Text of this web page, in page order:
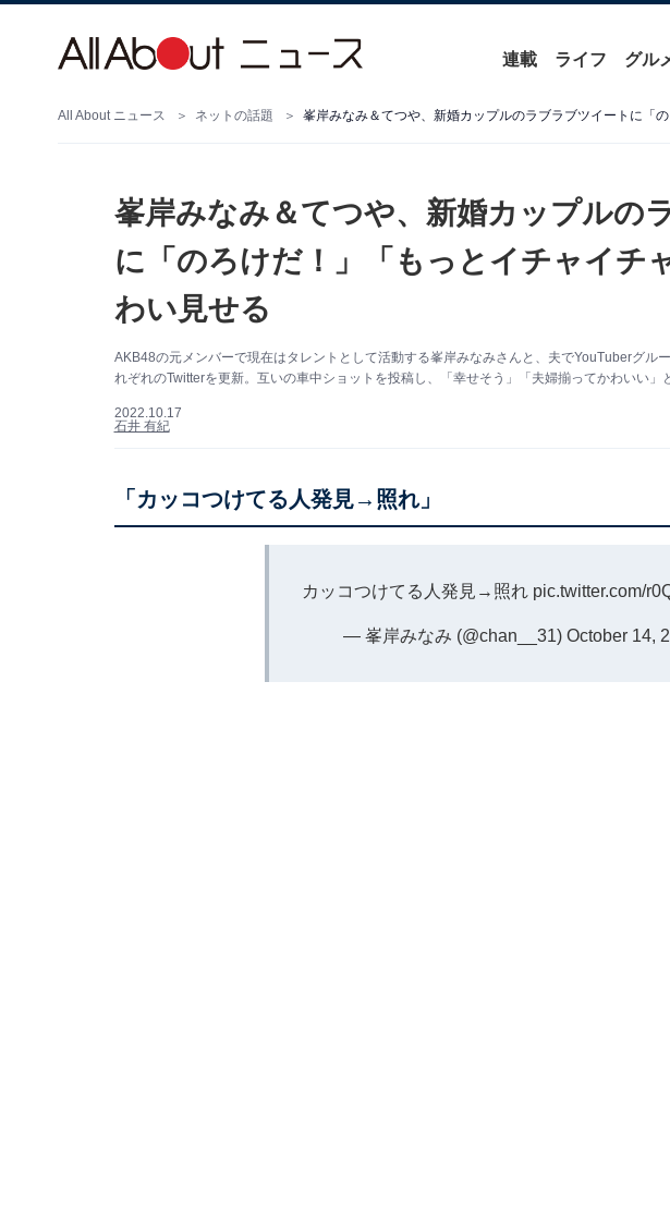
連載 ライフ グル
All About ニュース ネットの話題
峯岸みなみ＆てつや、新婚カップルの
に「のろけだ！」「もっとイチャイチ
わい見せる
AKB48の元メンバーで現在はタレントとして活動する峯岸みなみさんと、夫でYouTuberグル
れぞれのTwitterを更新。互いの車中ショットを投稿し、「幸せそう」「夫婦揃ってかわいい」
2022.10.17
石井 有紀
「カッコつけてる人発見→照れ」
カッコつけてる人発見→照れ pic.twitter.com/
— 峯岸みなみ (@chan__31) October 14,